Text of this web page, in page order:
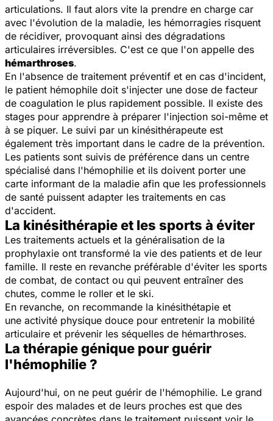
articulations. Il faut alors vite la prendre en charge car
avec l'évolution de la maladie, les hémorragies risquent
de récidiver, provoquant ainsi des dégradations
articulaires irréversibles. C'est ce que l'on appelle des
hémarthroses.
En l'absence de traitement préventif et en cas d'incident,
le patient hémophile doit s'injecter une dose de facteur
de coagulation le plus rapidement possible. Il existe des
stages pour apprendre à préparer l'injection soi-même et
à se piquer. Le suivi par un kinésithérapeute est
également très important dans le cadre de la prévention.
Les patients sont suivis de préférence dans un centre
spécialisé dans l'hémophilie et ils doivent porter une
carte informant de la maladie afin que les professionnels
de santé puissent adapter les traitements en cas
d'accident.
La kinésithérapie et les sports à éviter
Les traitements actuels et la généralisation de la
prophylaxie ont transformé la vie des patients et de leur
famille. Il reste en revanche préférable d'éviter les sports
de combat, de contact ou qui peuvent entraîner des
chutes, comme le roller et le ski.
En revanche, on recommande la kinésithétapie et
une activité physique douce pour entretenir la mobilité
articulaire et prévenir les séquelles de hémarthroses.
La thérapie génique pour guérir
l'hémophilie ?
Aujourd'hui, on ne peut guérir de l'hémophilie. Le grand
espoir des malades et de leurs proches est que des